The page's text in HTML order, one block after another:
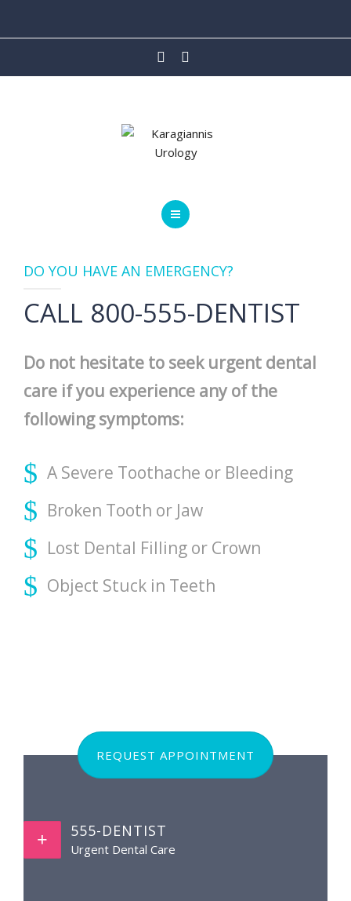
ΟΙ ΙΑΤΡΟΙ
ΙΑΤΡΙΚΕΣ ΥΠΗΡΕΣΙΕΣ
ΑΡΘΡΑ
ΒΙΝΤΕΟ
ΕΠΙΚΟΙΝΩΝΙΑ
DO YOU HAVE AN EMERGENCY?
CALL 800-555-DENTIST
Do not hesitate to seek urgent dental
care if you experience any of the
following symptoms:
A Severe Toothache or Bleeding
Broken Tooth or Jaw
Lost Dental Filling or Crown
Object Stuck in Teeth
REQUEST APPOINTMENT
555-DENTIST
Urgent Dental Care